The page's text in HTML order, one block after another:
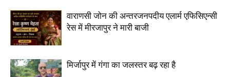
वाराणसी जोन की अन्तरजनपदीय एलार्म एफिसिएन्सी
रेस में मीरजापुर ने मारी बाजी
मिर्जापुर में गंगा का जलस्तर बढ़ रहा है